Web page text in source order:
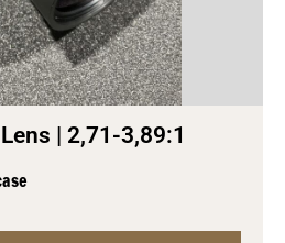
| 2,71-3,89:1